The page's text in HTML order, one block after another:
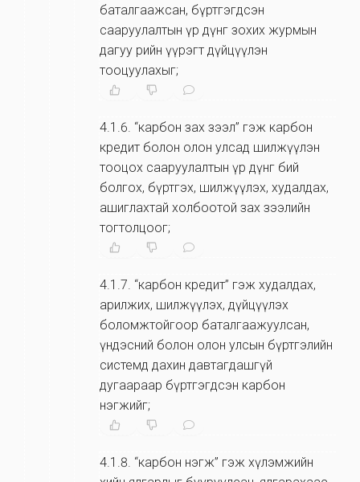
баталгаажсан, бүртгэгдсэн
сааруулалтын үр дүнг зохих журмын
дагуу өөрийн үүрэгт дүйцүүлэн
тооцуулахыг;
4.1.6. “карбон зах зээл” гэж карбон
кредит болон олон улсад шилжүүлэн
тооцох сааруулалтын үр дүнг бий
болгох, бүртгэх, шилжүүлэх, худалдах,
ашиглахтай холбоотой зах зээлийн
тогтолцоог;
4.1.7. “карбон кредит” гэж худалдах,
арилжих, шилжүүлэх, дүйцүүлэх
боломжтойгоор баталгаажуулсан,
үндэсний болон олон улсын бүртгэлийн
системд дахин давтагдашгүй
дугаараар бүртгэгдсэн карбон
нэгжийг;
4.1.8. “карбон нэгж” гэж хүлэмжийн